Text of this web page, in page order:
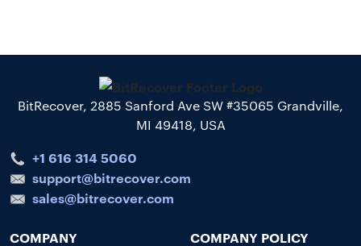
BitRecover, 2885 Sanford Ave SW #35065 Grandville,
MI 49418, USA
+1 616 314 5060
support@bitrecover.com
sales@bitrecover.com
COMPANY
COMPANY POLICY